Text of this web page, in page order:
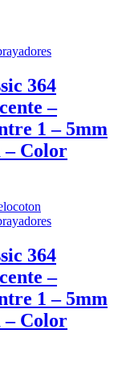
364
–
1 – 5mm
– Color
364
–
1 – 5mm
– Color